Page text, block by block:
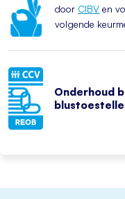
door CIBV en
volgende
Onderhoud